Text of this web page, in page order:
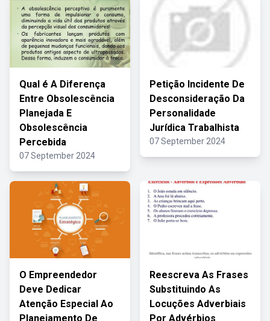
Qual é A Diferença
Entre Obsolescência
Planejada E
Obsolescência
Percebida
07 September 2024
Petição Incidente De
Desconsideração Da
Personalidade
Jurídica Trabalhista
07 September 2024
O Empreendedor
Deve Dedicar
Atenção Especial Ao
Planejamento De
Reescreva As Frases
Substituindo As
Locuções Adverbiais
Por Advérbios